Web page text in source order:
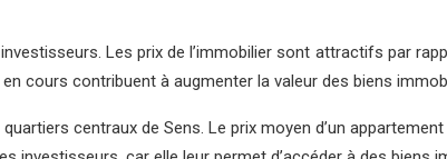
Les prix de l’immobilier sont attractifs par
cours contribuent à augmenter la valeur des biens
centraux de Sens. Le prix moyen d’un